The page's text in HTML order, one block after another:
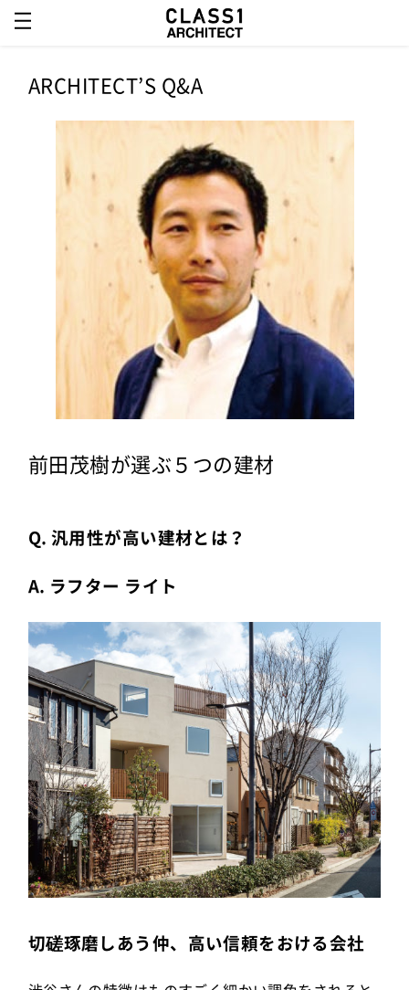
ARCHITECT’S Q&A
前田茂樹が選ぶ５つの建材
Q. 汎用性が高い建材とは？
A. ラフター ライト
切磋琢磨しあう仲、高い信頼をおける会社